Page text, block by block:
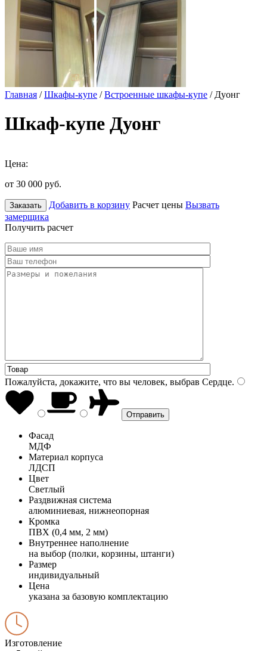
Главная /Шкафы-купе /Встроенные шкафы-купе / Дуонг
Шкаф-купе Дуонг
Цена:
от 30 000 руб.
Заказать Добавить в корзину Расчет цены Вызвать
замерщика
Получить расчет
Пожалуйста, докажите, что вы человек, выбрав Сердце.
Фасад
МДФ
Материал корпуса
ЛДСП
Цвет
Светлый
Раздвижная система
алюминиевая, нижнеопорная
Кромка
ПВХ (0,4 мм, 2 мм)
Внутреннее наполнение
на выбор (полки, корзины, штанги)
Размер
индивидуальный
Цена
указана за базовую комплектацию
Изготовление